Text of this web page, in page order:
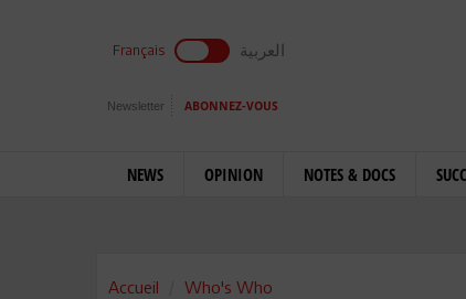
Français العربية
Newsletter ABONNEZ-VOUS
NEWS OPINION NOTES & DOCS
Accueil Who's Who